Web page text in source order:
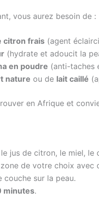
vous aurez besoin de :
citron frais (agent
(hydrate et adoucit la
en poudre (anti-taches
nature ou de lait caillé
en Afrique et
jus de citron, le miel,
de votre choix avec
couche sur la peau.
minutes.